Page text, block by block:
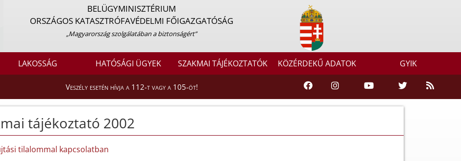
BELÜGYMINISZTÉRIUM
ORSZÁGOS KATASZTRÓFAVÉDELMI FŐIGAZGATÓSÁG
„Magyarország szolgálatában a biztonságért”
LAKOSSÁG HATÓSÁGI ÜGYEK SZAKMAI TÁJÉKOZTATÓK KÖZÉRDEKŰ ADATOK GYIK
Veszély esetén hívja a 112-t vagy a 105-öt!
tájékoztató 2002
tilalommal kapcsolatban